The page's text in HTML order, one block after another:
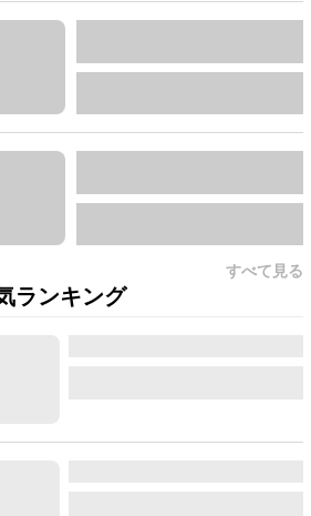
すべて見る
ランキング